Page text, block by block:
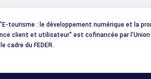
"E-tourisme : le développement numérique et la
client et utilisateur" est cofinancée par l'Union
cadre du FEDER.